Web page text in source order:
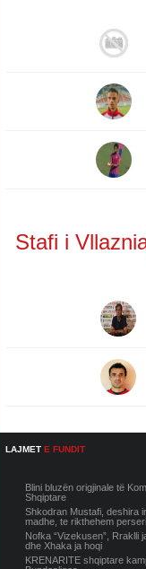
Stafi i
LAJMET E FUNDIT
Blini bluzën origjinale të
Shqiptare
Shkodran Mustafi, deshira
madhe, te rikthehem
Nofka “Vizekusen”, Rraklli
dhe Xhaka ja hoqi
KRENARITE shqiptare